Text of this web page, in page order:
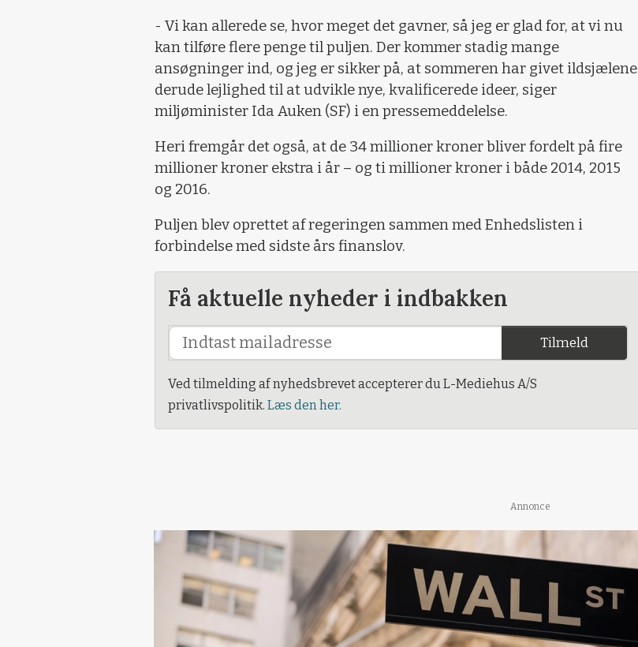
- Vi kan allerede se, hvor meget det gavner, så jeg er glad for, at vi nu
kan tilføre flere penge til puljen. Der kommer stadig mange
ansøgninger ind, og jeg er sikker på, at sommeren har givet ildsjælene
derude lejlighed til at udvikle nye, kvalificerede ideer, siger
miljøminister Ida Auken (SF) i en pressemeddelelse.
Heri fremgår det også, at de 34 millioner kroner bliver fordelt på fire
millioner kroner ekstra i år – og ti millioner kroner i både 2014, 2015
og 2016.
Puljen blev oprettet af regeringen sammen med Enhedslisten i
forbindelse med sidste års finanslov.
Få aktuelle nyheder i indbakken
Tilmeld
Ved tilmelding af nyhedsbrevet accepterer du L-Mediehus A/S
privatlivspolitik. Læs den her.
Annonce